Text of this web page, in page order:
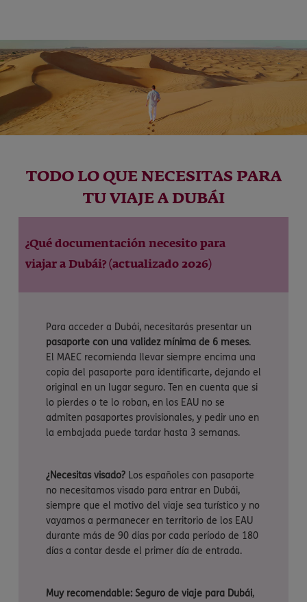
TODO LO QUE NECESITAS PARA
TU VIAJE A DUBÁI
¿Qué documentación necesito para
viajar a Dubái? (actualizado 2026)
Para acceder a Dubái, necesitarás presentar un
pasaporte con una validez mínima de 6 meses.
El MAEC recomienda llevar siempre encima una
copia del pasaporte para identificarte, dejando el
original en un lugar seguro. Ten en cuenta que si
lo pierdes o te lo roban, en los EAU no se
admiten pasaportes provisionales, y pedir uno en
la embajada puede tardar hasta 3 semanas.
¿Necesitas visado? Los españoles con pasaporte
no necesitamos visado para entrar en Dubái,
siempre que el motivo del viaje sea turístico y no
vayamos a permanecer en territorio de los EAU
durante más de 90 días por cada período de 180
días a contar desde el primer día de entrada.
Muy recomendable: Seguro de viaje para Dubái,